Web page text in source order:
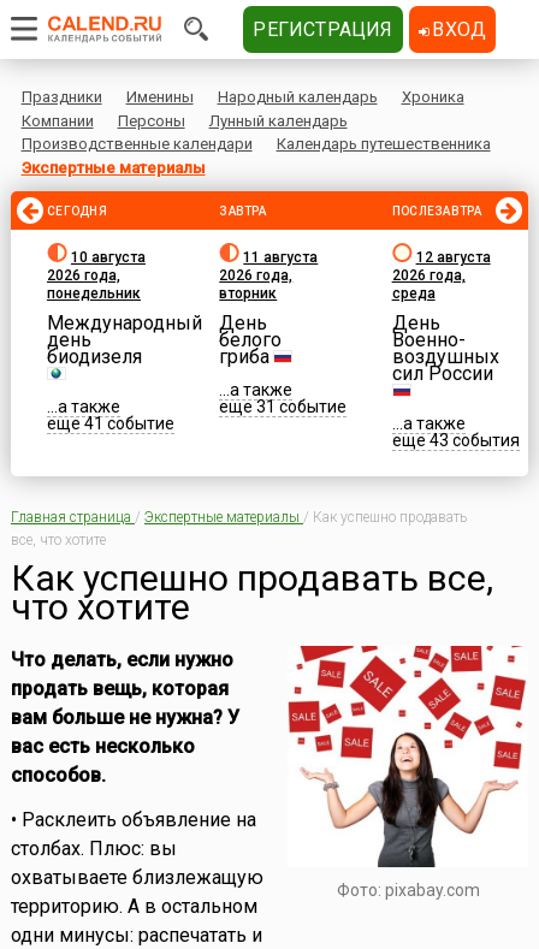
Праздники Именины Народный календарь
Хроника
Компании
Персоны
Лунный календарь
Производственные календари
Календарь путешественника
Экспертные материалы
СЕГОДНЯ
10 августа
2026 года,
понедельник
Международный
день
биодизеля
...а также
еще 41 событие
ЗАВТРА
11 августа
2026 года,
вторник
День
белого
гриба
...а также
еще 31 событие
ПОСЛЕЗАВТРА
12 августа
2026 года,
среда
День
Военно-
воздушных
сил России
...а также
еще 43 события
Главная страница / Экспертные материалы / Как успешно продавать
все, что хотите
Как успешно продавать все,
что хотите
Фото: pixabay.com
Что делать, если нужно
продать вещь, которая
вам больше не нужна? У
вас есть несколько
способов.
• Расклеить объявление на
столбах. Плюс: вы
охватываете близлежащую
территорию. А в остальном
одни минусы: распечатать и
РЕГИСТРАЦИЯ ВХОД